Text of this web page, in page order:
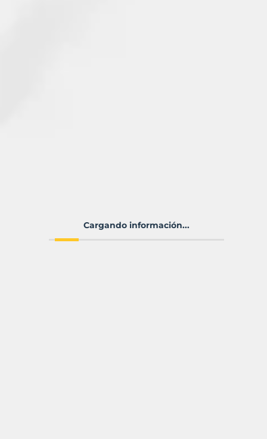
Cargando información...